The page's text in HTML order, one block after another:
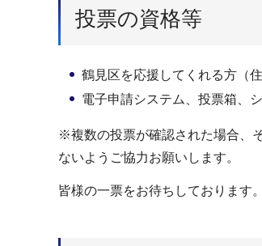
投票の資格等
鶴見区を応援してくれる方（
電子申請システム、投票箱、
※複数の投票が確認された場合、
ないようご協力お願いします。
皆様の一票をお待ちしております。